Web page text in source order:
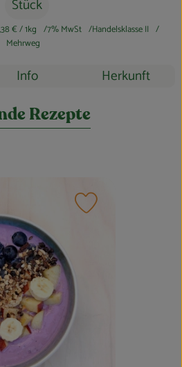
Stück
€/ 1kg 7% MwSt
Handelsklasse II
Mehrweg
Info Herkunft
Rezepte